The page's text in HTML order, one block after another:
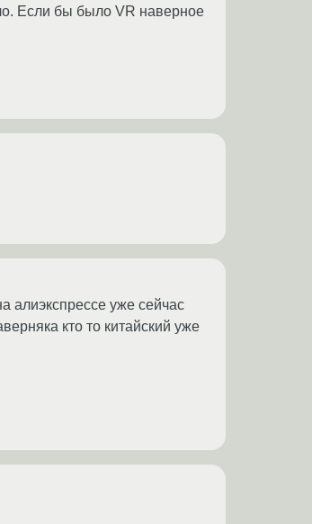
Если бы было VR наверное
алиэкспрессе уже сейчас
кто то китайский уже